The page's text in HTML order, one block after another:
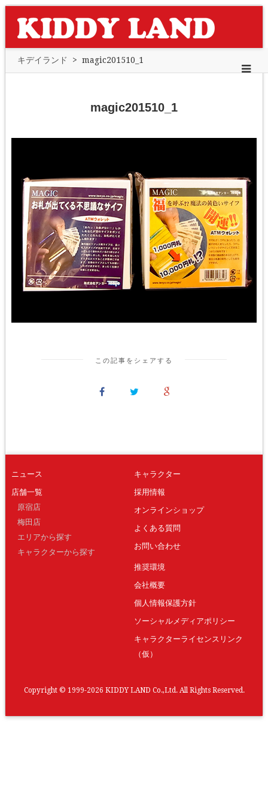
キデイランド > magic201510_1
magic201510_1
この記事をシェアする
ニュース
店舗一覧
原宿店
梅田店
エリアから探す
キャラクターから探す
キャラクター
採用情報
オンラインショップ
よくある質問
お問い合わせ
推奨環境
会社概要
個人情報保護方針
ソーシャルメディアポリシー
キャラクターライセンスリンク
（仮）
Copyright © 1999-2026 KIDDY LAND Co.,Ltd. All Rights Reserved.